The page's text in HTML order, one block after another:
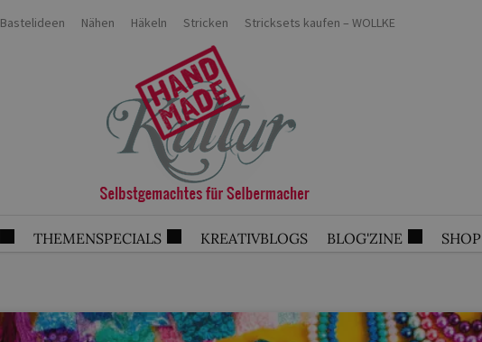
Bastelideen Nähen Häkeln Stricken Stricksets kaufen – WOLLKE
THEMENSPECIALS KREATIVBLOGS BLOG'ZINE SHOP